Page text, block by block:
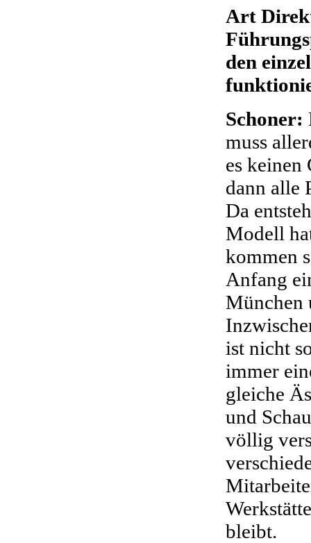
Art
den
Schoner:
muss
es keinen
dann alle
Da
Modell
kommen
Anfang
München
ist nicht
immer
gleiche
und
völlig
bleibt.